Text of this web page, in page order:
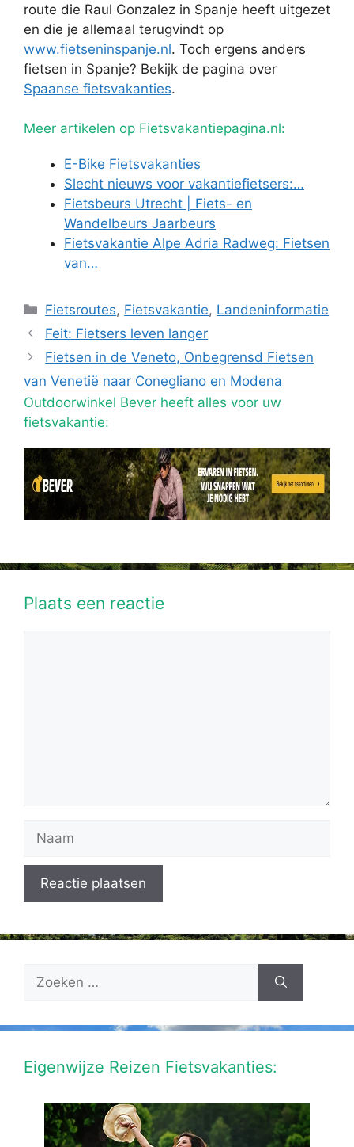
route die Raul Gonzalez in Spanje heeft uitgezet
en die je allemaal terugvindt op
www.fietseninspanje.nl. Toch ergens anders
fietsen in Spanje? Bekijk de pagina over
Spaanse fietsvakanties.
Meer artikelen op Fietsvakantiepagina.nl:
E-Bike Fietsvakanties
Slecht nieuws voor vakantiefietsers:…
Fietsbeurs Utrecht | Fiets- en
Wandelbeurs Jaarbeurs
Fietsvakantie Alpe Adria Radweg: Fietsen
van…
Categorieën
Fietsroutes, Fietsvakantie, Landeninformatie
Feit: Fietsers leven langer
Fietsen in de Veneto, Onbegrensd Fietsen
van Venetië naar Conegliano en Modena
Outdoorwinkel Bever heeft alles voor uw
fietsvakantie:
Plaats een reactie
Naam
Zoek
Eigenwijze Reizen Fietsvakanties: